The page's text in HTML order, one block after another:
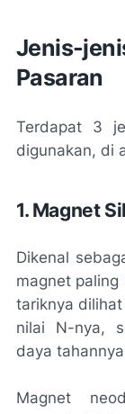
Jenis-
Pasaran
Terdapat 3
digunakan, di
1. Magnet
Dikenal
magnet
tariknya
nilai N-nya,
daya
Magnet